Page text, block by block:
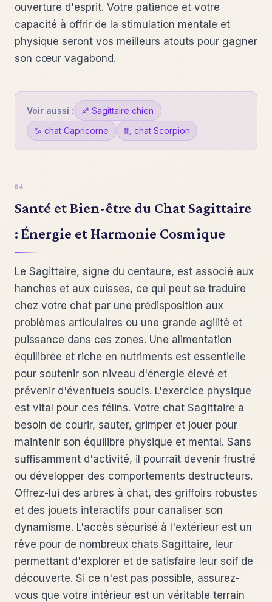
ouverture d'esprit. Votre patience et votre
capacité à offrir de la stimulation mentale et
physique seront vos meilleurs atouts pour gagner
son cœur vagabond.
Voir aussi :
♐ Sagittaire chien
♑ chat Capricorne
♏ chat Scorpion
Santé et Bien-être du Chat Sagittaire
: Énergie et Harmonie Cosmique
Le Sagittaire, signe du centaure, est associé aux
hanches et aux cuisses, ce qui peut se traduire
chez votre chat par une prédisposition aux
problèmes articulaires ou une grande agilité et
puissance dans ces zones. Une alimentation
équilibrée et riche en nutriments est essentielle
pour soutenir son niveau d'énergie élevé et
prévenir d'éventuels soucis. L'exercice physique
est vital pour ces félins. Votre chat Sagittaire a
besoin de courir, sauter, grimper et jouer pour
maintenir son équilibre physique et mental. Sans
suffisamment d'activité, il pourrait devenir frustré
ou développer des comportements destructeurs.
Offrez-lui des arbres à chat, des griffoirs robustes
et des jouets interactifs pour canaliser son
dynamisme. L'accès sécurisé à l'extérieur est un
rêve pour de nombreux chats Sagittaire, leur
permettant d'explorer et de satisfaire leur soif de
découverte. Si ce n'est pas possible, assurez-
vous que votre intérieur est un véritable terrain